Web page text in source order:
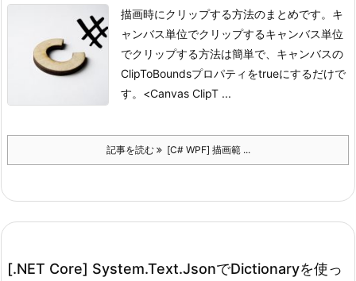
描画時にクリップする方法のまとめです。 キ
ャンバス単位でクリップするキャンバス単位
でクリップする方法は簡単で、キャンバスの
ClipToBoundsプロパティをtrueにするだけで
す。 <Canvas ClipT ...
記事を読む [C# WPF] 描画範 ...
[.NET Core] System.Text.JsonでDictionaryを使っ